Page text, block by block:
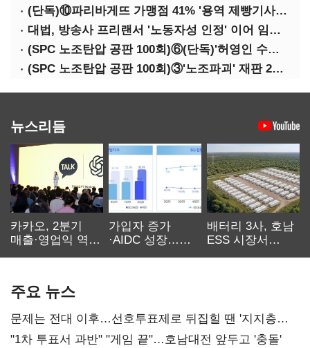
(단독)⑩파리바게뜨 가맹점 41% '용역 제빵기사 없어'…고용불안 속 브랜드가치도 '흔들'
대법, 방송사 프리랜서 '노동자성 인정' 이어 임금차별 '제동'
(SPC 노조탄압 공판 100회)⑥(단독)'허영인 수사기밀 유출' 임원, 출소하자 '억대 연봉' 고문으로
(SPC 노조탄압 공판 100회)③'노조파괴' 재판 2년 만의 증언…파리바게뜨 지회장 "허영인에 엄벌을"
뉴스리듬
카카오, 2분기
매출·영업익 역대
가입자 증가
·AIDC 성장…
배터리 3사, 호남
ESS 시장서
주요 뉴스
문제는 전대 이후…선호투표제로 뒤집힐 땐 '지지층
불복'
"1차 투표서 과반" "게임 끝"…호남대전 앞두고 '충돌'